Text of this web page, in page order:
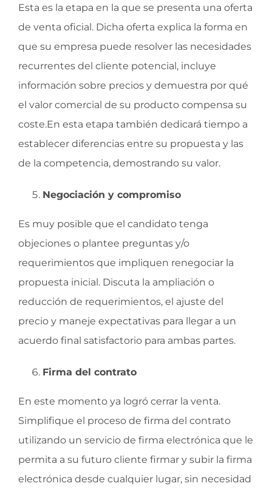
Esta es la etapa en la que se presenta una oferta
de venta oficial. Dicha oferta explica la forma en
que su empresa puede resolver las necesidades
recurrentes del cliente potencial, incluye
información sobre precios y demuestra por qué
el valor comercial de su producto compensa su
coste.En esta etapa también dedicará tiempo a
establecer diferencias entre su propuesta y las
de la competencia, demostrando su valor.
Negociación y compromiso
Es muy posible que el candidato tenga
objeciones o plantee preguntas y/o
requerimientos que impliquen renegociar la
propuesta inicial. Discuta la ampliación o
reducción de requerimientos, el ajuste del
precio y maneje expectativas para llegar a un
acuerdo final satisfactorio para ambas partes.
Firma del contrato
En este momento ya logró cerrar la venta.
Simplifique el proceso de firma del contrato
utilizando un servicio de firma electrónica que le
permita a su futuro cliente firmar y subir la firma
electrónica desde cualquier lugar, sin necesidad